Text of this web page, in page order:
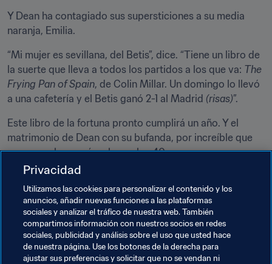
Y Dean ha contagiado sus supersticiones a su media
naranja, Emilia.
“Mi mujer es sevillana, del Betis”, dice. “Tiene un libro de
la suerte que lleva a todos los partidos a los que va: The
Frying Pan of Spain, de Colin Millar. Un domingo lo llevó
a una cafetería y el Betis ganó 2-1 al Madrid (risas)”.
Este libro de la fortuna pronto cumplirá un año. Y el
matrimonio de Dean con su bufanda, por increíble que
parezca, alcanzará en breve los 40.
“¡Cuarenta años ya!”, dice Dean. “Estoy muy orgulloso de
Después de mi mujer, es lo que más quiero en el
mundo. Es parte de mi imagen. Si me ardiese la casa,
sería lo primero que rescatase. ¡Después de mi mujer,
claro!”.
Privacidad
Utilizamos las cookies para personalizar el contenido y los
anuncios, añadir nuevas funciones a las plataformas
sociales y analizar el tráfico de nuestra web. También
compartimos información con nuestros socios en redes
sociales, publicidad y análisis sobre el uso que usted hace
de nuestra página. Use los botones de la derecha para
ajustar sus preferencias y solicitar que no se vendan ni